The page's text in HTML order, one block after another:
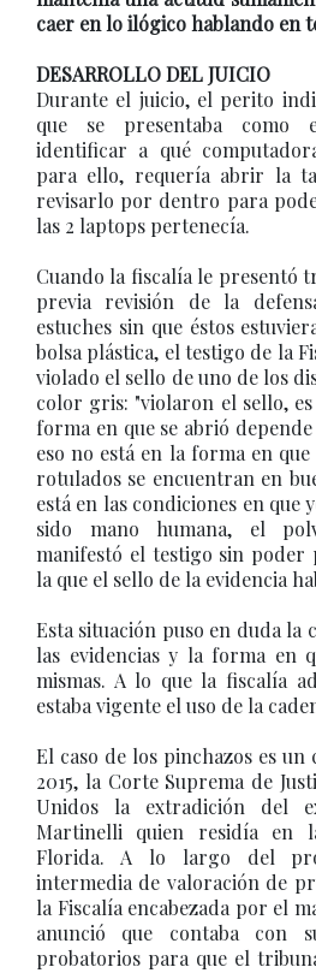
caer en lo ilógico hablando en
DESARROLLO DEL JUICIO
Durante el juicio, el perito
que se presentaba como
identificar a qué
para ello, requería abrir la
revisarlo por dentro para
las 2 laptops pertenecía.
Cuando la fiscalía le presentó
previa revisión de la
estuches sin que éstos
bolsa plástica, el testigo de la
violado el sello de uno de los
color gris: "violaron el sello,
forma en que se abrió
eso no está en la forma en
rotulados se encuentran en
está en las condiciones en que
sido mano humana, el
manifestó el testigo sin poder
la que el sello de la evidencia
Esta situación puso en duda la
las evidencias y la forma en
mismas. A lo que la fiscalía
estaba vigente el uso de la
El caso de los pinchazos es un
2015, la Corte Suprema de
Unidos la extradición del
Martinelli quien residía en
Florida. A lo largo del
intermedia de valoración de
la Fiscalía encabezada por el
anunció que contaba con
probatorios para que el